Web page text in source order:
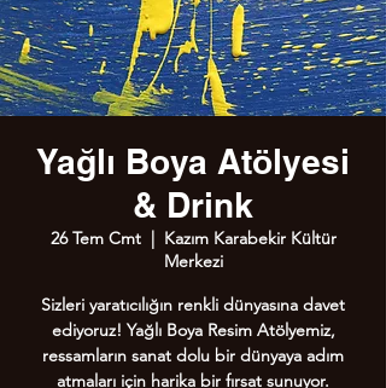
Yağlı Boya Atölyesi
& Drink
26 Tem Cmt
  |
Kazım Karabekir Kültür
Merkezi
Sizleri yaratıcılığın renkli dünyasına davet
ediyoruz! Yağlı Boya Resim Atölyemiz,
ressamların sanat dolu bir dünyaya adım
atmaları için harika bir fırsat sunuyor.